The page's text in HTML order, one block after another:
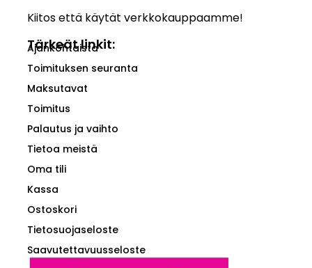
Kiitos että käytät verkkokauppaamme!
Tärkeät linkit:
Ajankohtaista
Toimituksen seuranta
Maksutavat
Toimitus
Palautus ja vaihto
Tietoa meistä
Oma tili
Kassa
Ostoskori
Tietosuojaseloste
Saavutettavuusseloste